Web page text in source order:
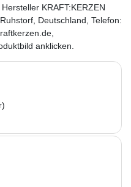
Hersteller KRAFT:KERZEN
Ruhstorf Deutschland , Telefon:
anklicken.